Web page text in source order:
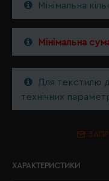
Мінімальна
Мінімальна
Для текстилю
технічних
ХАРАКТЕРИСТИКИ